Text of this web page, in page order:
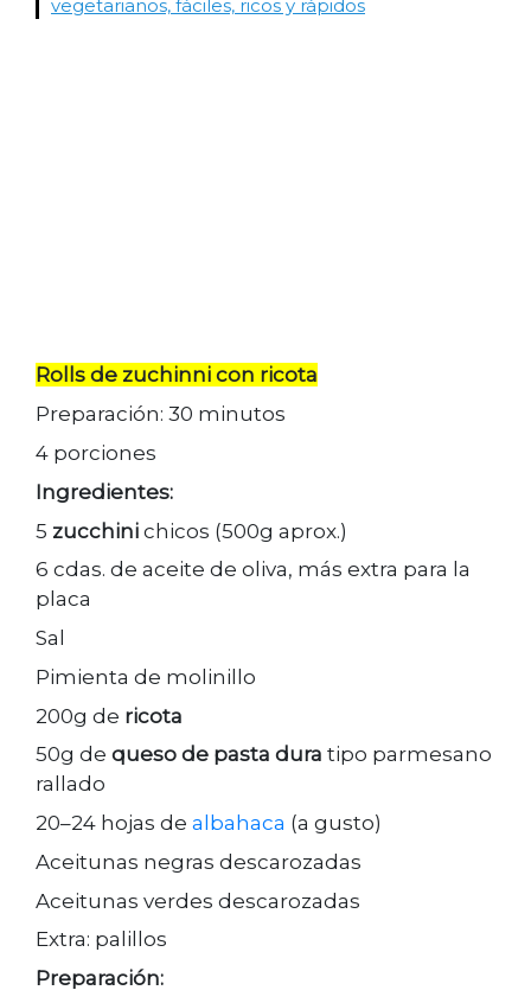
vegetarianos, fáciles, ricos y rápidos
Rolls de zuchinni con ricota
Preparación: 30 minutos
4 porciones
Ingredientes:
5 zucchini chicos (500g aprox.)
6 cdas. de aceite de oliva, más extra para la
placa
Sal
Pimienta de molinillo
200g de ricota
50g de queso de pasta dura tipo parmesano
rallado
20–24 hojas de albahaca (a gusto)
Aceitunas negras descarozadas
Aceitunas verdes descarozadas
Extra: palillos
Preparación: